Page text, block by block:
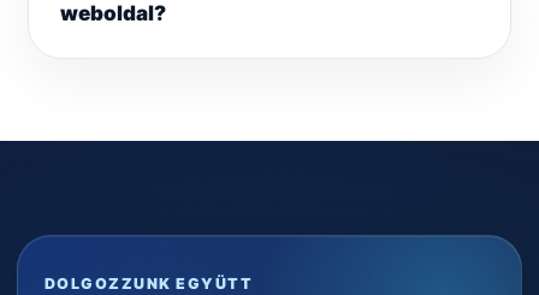
weboldal?
DOLGOZZUNK EGYÜTT